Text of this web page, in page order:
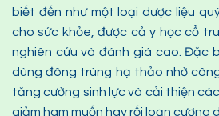
biết đến như một loại dược liệu
cho sức khỏe, được cả y học cổ
nghiên cứu và đánh giá cao. Đặc
dùng đông trùng hạ thảo nhờ
tăng cường sinh lực và cải thiện
giảm ham muốn hay rối loạn cương